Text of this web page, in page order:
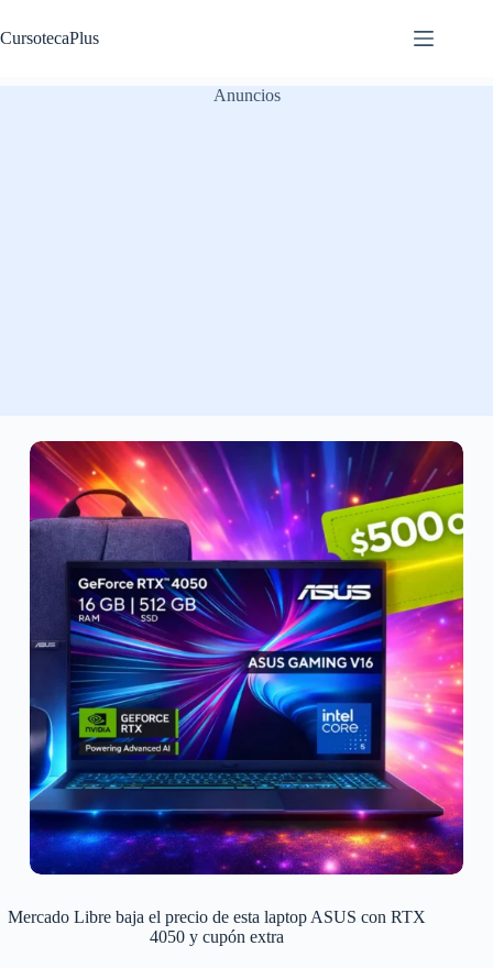
al
contenido
CursotecaPlus
Anuncios
Mercado Libre baja el precio de esta laptop ASUS con RTX
4050 y cupón extra